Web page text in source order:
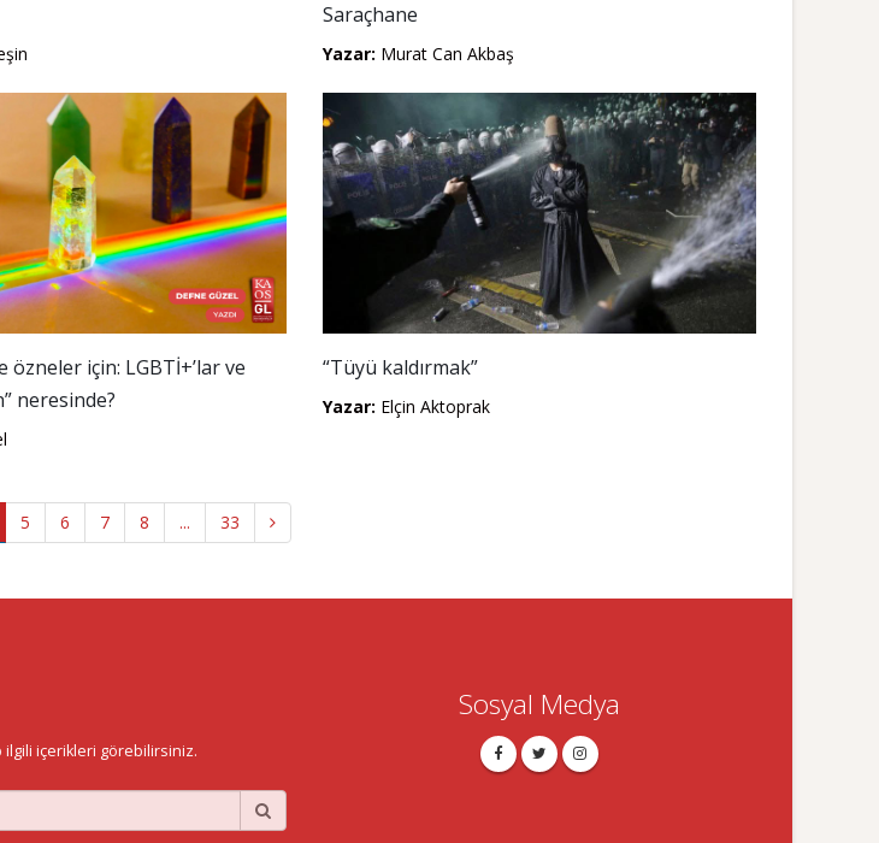
Saraçhane
Yazar: Murat Can Akbaş
için: LGBTİ+’lar ve
neresinde?
“Tüyü kaldırmak”
Yazar: Elçin Aktoprak
5 6 7 8 ... 33
ilgili içerikleri görebilirsiniz.
Sosyal Medya